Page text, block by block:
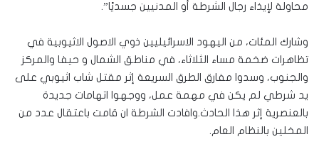
محاولة لإيذاء رجال الشرطة أو المدنيين جسديًا”.
وشارك المئات، من اليهود الاسرائيليين ذوي الاصول الاثيوبية في
تظاهرات ضخمة مساء الثلاثاء، في مناطق الشمال و حيفا والمركز
والجنوب، وسدوا مفارق الطرق السريعة إثر مقتل شاب اثيوبي على
يد شرطي لم يكن في مهمة عمل، ووجهوا اتهامات جديدة
بالعنصرية إثر هذا الحادث.وافادت الشرطة ان قامت باعتقال عدد من
المخلين بالنظام العام.